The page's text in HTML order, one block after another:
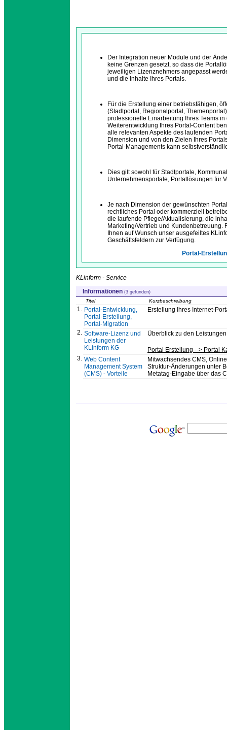
Der Integration neuer Module und der
keine Grenzen gesetzt, so dass die
jeweiligen Lizenznehmers angepasst
und die Inhalte Ihres Portals.
Für die Erstellung einer betriebsfähigen,
(Stadtportal, Regionalportal,
professionelle Einarbeitung Ihres Teams
Weiterentwicklung Ihres Portal-Content
alle relevanten Aspekte des laufenden
Dimension und von den Zielen Ihres
Portal-Managements kann
Dies gilt sowohl für Stadtportale,
Unternehmensportale, Portallösungen für
Je nach Dimension der gewünschten
rechtliches Portal oder kommerziell
die laufende Pflege/Aktualisierung, die
Marketing/Vertrieb und
Ihnen auf Wunsch unser ausgefeiltes
Geschäftsfeldern zur Verfügung.
Portal-
KLinform - Service
Informationen (3 gefunden)
Titel Kurzbeschreibung
1. Portal-Entwicklung,
Portal-Erstellung,
Portal-Migration
Erstellung Ihres Internet-
2. Software-Lizenz und
Leistungen der
KLinform KG
Überblick zu den
Portal Erstellung --> Portal
3. Web Content
Management System
(CMS) - Vorteile
Mitwachsendes CMS,
Struktur-Änderungen unter
Metatag-Eingabe über das